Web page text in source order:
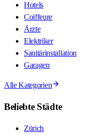
Hotels
Coiffeure
Ärzte
Elektriker
Sanitärinstallation
Garagen
Alle Kategorien
Beliebte Städte
Zürich